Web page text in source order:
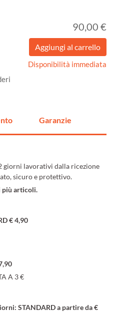
90,00 €
Disponibilità immediata
Garanzie
giorni lavorativi dalla ricezione
sicuro e protettivo.
più articoli.
€ 4,90
A 3 €
STANDARD a partire da €